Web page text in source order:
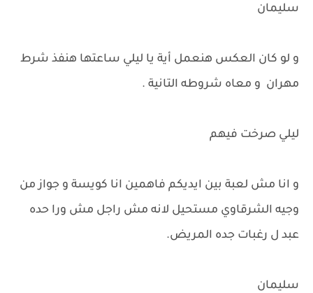
سليمان
و لو كان العكس هنعمل أية يا ليلي ساعتها هنفذ شرط
مهران و معاه شروطه التانية .
ليلي صرخت فيهم
و انا مش لعبة بين ايديكم فاهمين انا كويسة و جواز من
وجيه الشرقاوي مستحيل لانه مش راجل مش ورا حده
عبد ل رغبات جده المريض.
سليمان